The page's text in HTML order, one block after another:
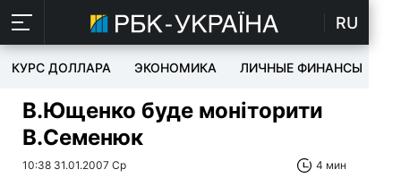
RU
КУРС ДОЛЛАРА ЭКОНОМИКА ЛИЧНЫЕ ФИНАНСЫ
В.Ющенко буде моніторити
В.Семенюк
10:38 31.01.2007 Ср 4 мин